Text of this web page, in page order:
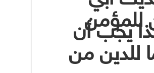
للمؤمن
يجب أن
للدين من